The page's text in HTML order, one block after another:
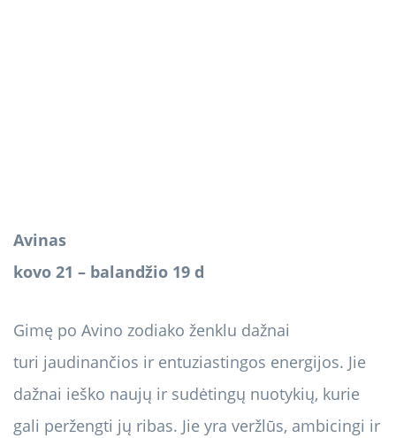
Avinas
kovo 21 – balandžio 19 d
Gimę po Avino zodiako ženklu dažnai
turi jaudinančios ir entuziastingos energijos. Jie
dažnai ieško naujų ir sudėtingų nuotykių, kurie
gali peržengti jų ribas. Jie yra veržlūs, ambicingi ir